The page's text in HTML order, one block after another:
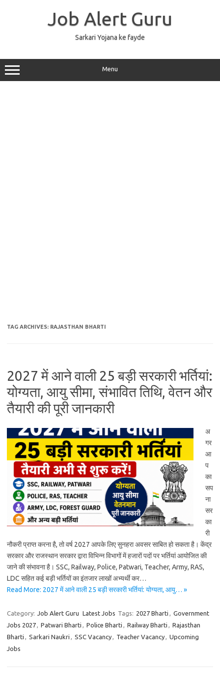
Job Alert Guru
Sarkari Yojana ke fayde
Menu
TAG ARCHIVES: RAJASTHAN BHARTI
2027 में आने वाली 25 बड़ी सरकारी भर्तियां:
योग्यता, आयु सीमा, संभावित तिथि, वेतन और
तैयारी की पूरी जानकारी
अ
गर
आ
प
का
सप
ना
सर
का
री
नौकरी प्राप्त करना है, तो वर्ष 2027 आपके लिए सुनहरा अवसर साबित हो सकता है। केंद्र
सरकार और राजस्थान सरकार द्वारा विभिन्न विभागों में हजारों पदों पर भर्तियां आयोजित की
जाने की संभावना है। SSC, Railway, Police, Patwari, Teacher, Army, RAS,
LDC सहित कई बड़ी भर्तियों का इंतजार लाखों अभ्यर्थी कर…
Read More: 2027 में आने वाली 25 बड़ी सरकारी भर्तियां: योग्यता, आयु… »
Category: Job Alert Guru Latest Jobs Tags: 2027 Bharti , Government
Jobs 2027, Patwari Bharti , Police Bharti , Railway Bharti , Rajasthan
Bharti , Sarkari Naukri , SSC Vacancy, Teacher Vacancy, Upcoming
Jobs